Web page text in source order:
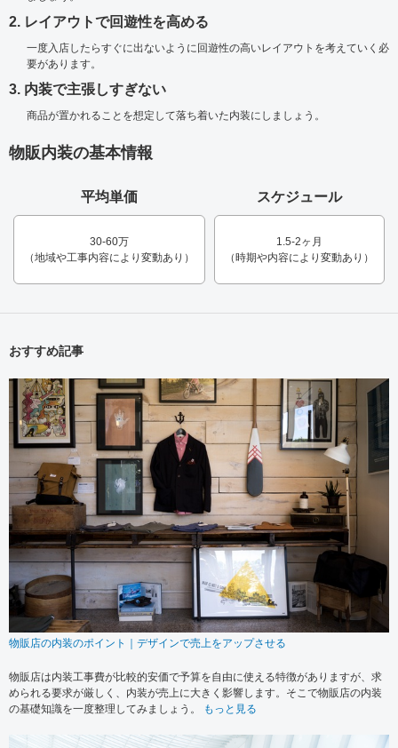
2. レイアウトで回遊性を高める
一度入店したらすぐに出ないように回遊性の高いレイアウトを考えていく必
要があります。
3. 内装で主張しすぎない
商品が置かれることを想定して落ち着いた内装にしましょう。
物販内装の基本情報
平均単価
30-60万
（地域や工事内容により変動あり）
スケジュール
1.5-2ヶ月
（時期や内容により変動あり）
おすすめ記事
物販店の内装のポイント｜デザインで売上をアップさせる
物販店は内装工事費が比較的安価で予算を自由に使える特徴がありますが、求
められる要求が厳しく、内装が売上に大きく影響します。そこで物販店の内装
の基礎知識を一度整理してみましょう。
もっと見る